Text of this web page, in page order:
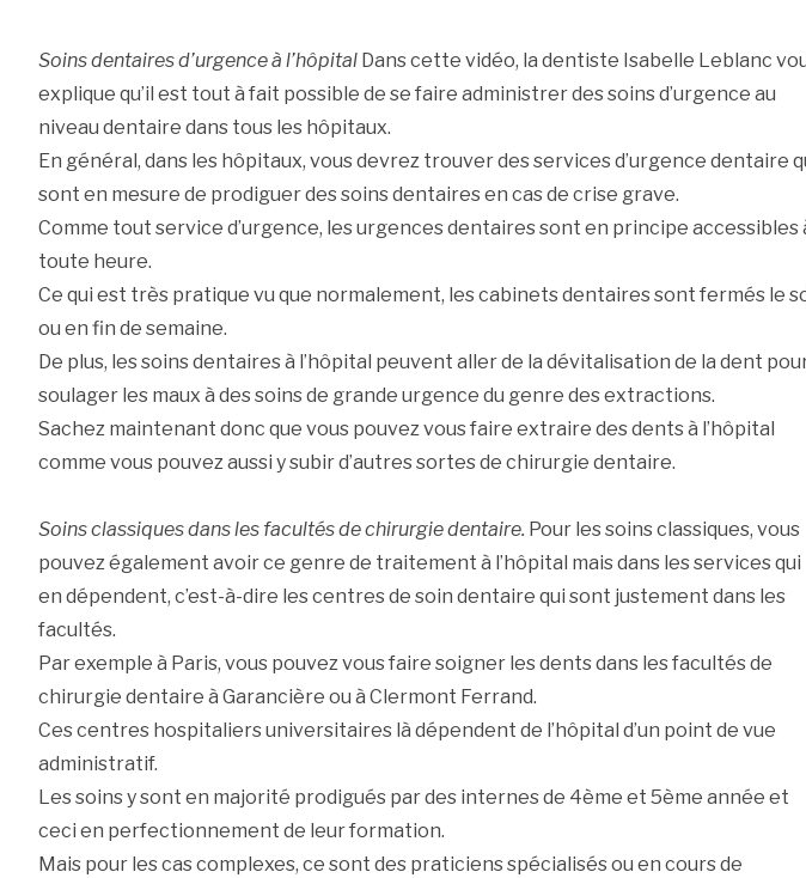
Soins dentaires d’urgence à l’hôpitalDans cette vidéo, la dentiste Isabelle Leblanc
explique qu’il est tout à fait possible de se faire administrer des soins d’urgence au
niveau dentaire dans tous les hôpitaux.
En général, dans les hôpitaux, vous devrez trouver des services d’urgence dentaire
sont en mesure de prodiguer des soins dentaires en cas de crise grave.
Comme tout service d’urgence, les urgences dentaires sont en principe accessibles
toute heure.
Ce qui est très pratique vu que normalement, les cabinets dentaires sont fermés le
ou en fin de semaine.
De plus, les soins dentaires à l’hôpital peuvent aller de la dévitalisation de la dent
soulager les maux à des soins de grande urgence du genre des extractions.
Sachez maintenant donc que vous pouvez vous faire extraire des dents à l’hôpital
comme vous pouvez aussi y subir d’autres sortes de chirurgie dentaire.
Soins classiques dans les facultés de chirurgie dentaire. Pour les soins classiques, vous
pouvez également avoir ce genre de traitement à l’hôpital mais dans les services qui
en dépendent, c’est-à-dire les centres de soin dentaire qui sont justement dans les
facultés.
Par exemple à Paris, vous pouvez vous faire soigner les dents dans les facultés de
chirurgie dentaire à Garancière ou à Clermont Ferrand.
Ces centres hospitaliers universitaires là dépendent de l’hôpital d’un point de vue
administratif.
Les soins y sont en majorité prodigués par des internes de 4ème et 5ème année et
ceci en perfectionnement de leur formation.
Mais pour les cas complexes, ce sont des praticiens spécialisés ou en cours de